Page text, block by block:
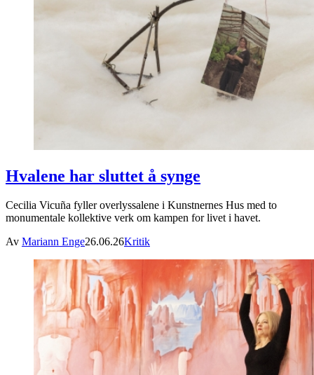
Hvalene har sluttet å synge
Cecilia Vicuña fyller overlyssalene i Kunstnernes Hus med to
monumentale kollektive verk om kampen for livet i havet.
Av Mariann Enge26.06.26Kritik